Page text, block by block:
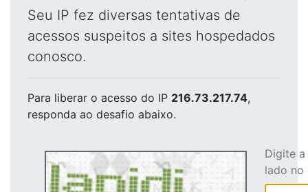
Seu IP fez diversas tentativas de
acessos suspeitos a sites hospedados
conosco.
Para liberar o acesso do IP 216.73.217.74,
responda ao desafio abaixo.
Digite
lado no